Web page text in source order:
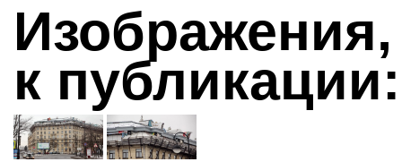
к публикации: